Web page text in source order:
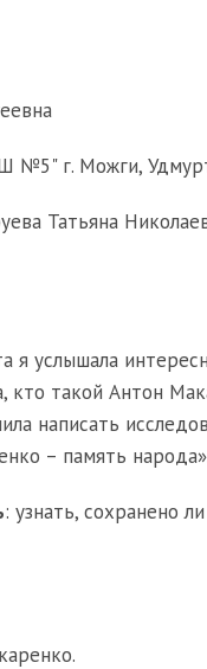
г. Можги,
Татьяна
услышала
кто такой Антон
написать
– память
: узнать, сохранено